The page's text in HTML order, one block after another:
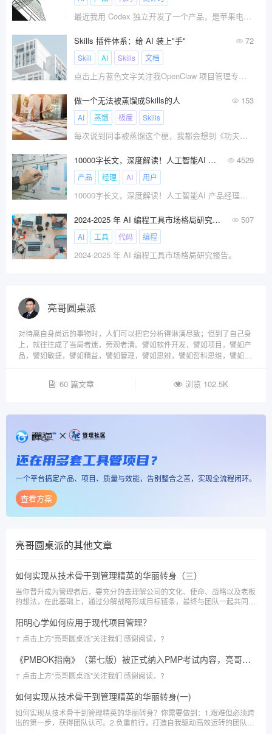
最近我用 Codex 独立开发了一个产品，是苹果电脑 macOS
Skills 插件体系：给 AI 装上"手" 72
Skill AI Skills 文档
点击上方蓝色文字关注我OpenClaw 项目管理专业指南 · 第 3 章上一章装好 WorkBuddy 之后，
做一个无法被蒸馏成Skills的人 153
AI 蒸馏 极度 Skills
每次说到同事被蒸馏这个梗，我都会想到《功夫熊猫》里，天煞把其他功夫大师炼化成一块绿色小石头的画面……
10000字长文，深度解读！人工智能AI 产品经理与传统产品经理工作到底有什么不同？ 4529
产品 经理 AI 用户
10000字长文，深度解读！人工智能AI 产品经理与传统产品经理工作到底有什么不同？
2024-2025 年 AI 编程工具市场格局研究报告 507
AI 工具 代码 编程
2024-2025 年 AI 编程工具市场格局研究报告。
亮哥圆桌派
对待离自身尚远的事物时，人们可以把它分析得淋漓尽致；但到了自己身
上，就往往成了当局者迷，旁观者清。譬如软件开发，譬如项目，譬如产
品，譬如敏捷，譬如精益，譬如管理，譬如思辨，譬如哲科思维，譬如哲
60 篇文章 浏览 102.5K
还在用多套工具管项目？
一个平台搞定产品、项目、质量与效能，告别整合之苦，实现全流程闭环。
查看方案
亮哥圆桌派的其他文章
如何实现从技术骨干到管理精英的华丽转身（三）
当你晋升成为管理者后，要充分的去理解公司的文化、使命、战略以及老板
的想法，在此基础上，通过分解战略形成目标链条，最终与团队一起共同制
挥自己的专长，对团队做出承诺，达成心灵契约
阳明心学如何应用于现代项目管理？
↑ 点击上方“亮哥圆桌派”关注我们 感谢阅读，?
《PMBOK指南》（第七版）被正式纳入PMP考试内容，亮哥怎么看？
↑ 点击上方“亮哥圆桌派”关注我们 感谢阅读，?
如何实现从技术骨干到管理精英的华丽转身(一)
如何实现从技术骨干到管理精英的华丽转身？你需要做到：1.艰难但必须跨
出的第一步，获得团队认可。2.负重前行，打造自我驱动高效运转的团队。